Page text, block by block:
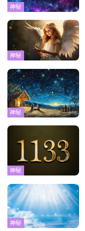
神秘
神秘
神秘
神秘
神秘